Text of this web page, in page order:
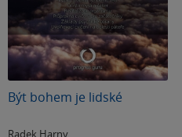
Být bohem je lidské
Radek Harny